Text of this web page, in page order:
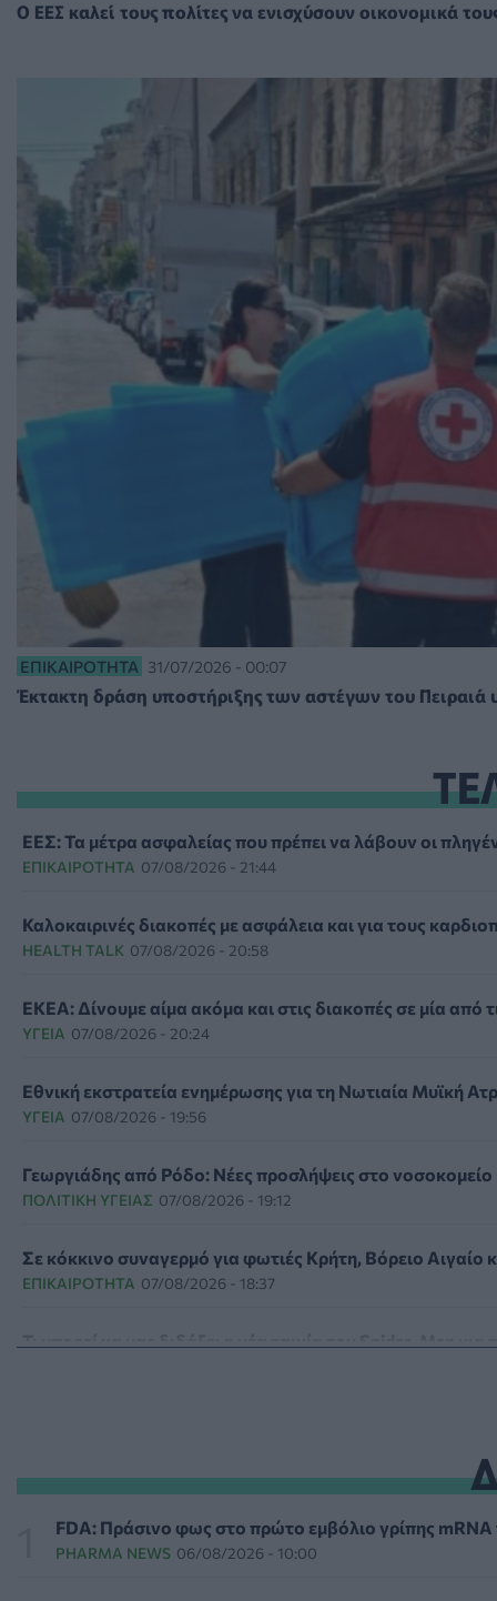
O ΕΕΣ καλεί τους πολίτες να ενισχύσουν οικονομικά
ΕΠΙΚΑΙΡΌΤΗΤΑ 31/07/2026 - 00:07
Έκτακτη δράση υποστήριξης των αστέγων του Πειραιά
ΕΕΣ: Τα μέτρα ασφαλείας που πρέπει να λάβουν οι
ΕΠΙΚΑΙΡΌΤΗΤΑ 07/08/2026 - 21:44
Καλοκαιρινές διακοπές με ασφάλεια και για τους
HEALTH TALK 07/08/2026 - 20:58
ΕΚΕΑ: Δίνουμε αίμα ακόμα και στις διακοπές σε μία από
ΥΓΕΊΑ 07/08/2026 - 20:24
Εθνική εκστρατεία ενημέρωσης για τη Νωτιαία Μυϊκή
ΥΓΕΊΑ 07/08/2026 - 19:56
Γεωργιάδης από Ρόδο: Νέες προσλήψεις στο
ΠΟΛΙΤΙΚΉ ΥΓΕΊΑΣ 07/08/2026 - 19:12
Σε κόκκινο συναγερμό για φωτιές Κρήτη, Βόρειο
ΕΠΙΚΑΙΡΌΤΗΤΑ 07/08/2026 - 18:37
ΥΓΕΊΑ 07/08/2026 - 17:17
FDA: Πράσινο φως στο πρώτο εμβόλιο γρίπης mRNA
PHARMA NEWS 06/08/2026 - 10:00